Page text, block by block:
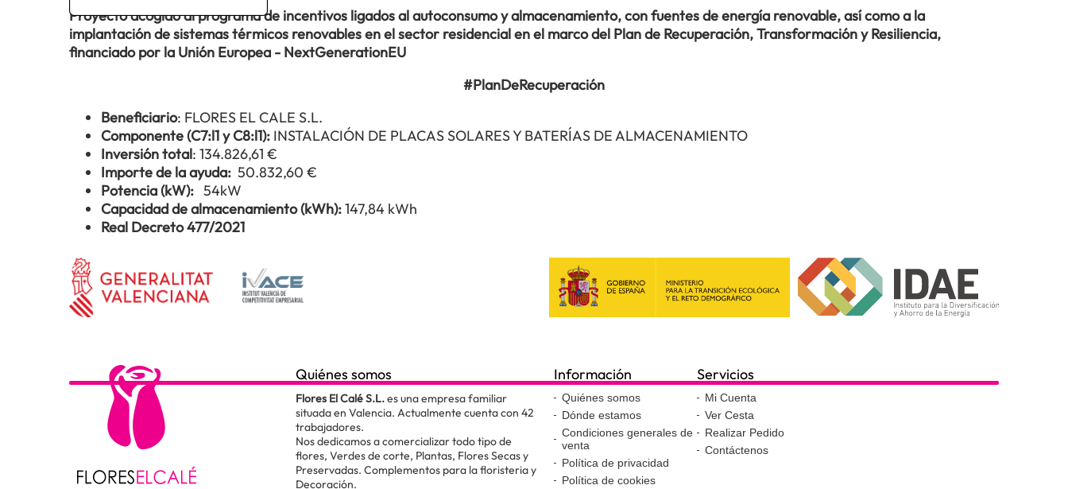
Proyecto acogido al programa de incentivos ligados al autoconsumo y almacenamiento, con fuentes de energía renovable, así como a la
implantación de sistemas térmicos renovables en el sector residencial en el marco del Plan de Recuperación, Transformación y Resiliencia,
financiado por la Unión Europea - NextGenerationEU
#PlanDeRecuperación
Beneficiario: FLORES EL CALE S.L.
Componente (C7:l1 y C8:l1): INSTALACIÓN DE PLACAS SOLARES Y BATERÍAS DE ALMACENAMIENTO
Inversión total: 134.826,61 €
Importe de la ayuda: 50.832,60 €
Potencia (kW): 54kW
Capacidad de almacenamiento (kWh):147,84 kWh
Real Decreto 477/2021
Quiénes somos
Flores El Calé S.L.es una empresa familiar
situada en Valencia. Actualmente cuenta con 42
trabajadores.
Nos dedicamos a comercializar todo tipo de
flores, Verdes de corte, Plantas, Flores Secas y
Preservadas. Complementos para la floristeria y
Decoración.
Información
Quiénes somos
Dónde estamos
Condiciones generales de
venta
Política de privacidad
Política de cookies
Servicios
Mi Cuenta
Ver Cesta
Realizar Pedido
Contáctenos